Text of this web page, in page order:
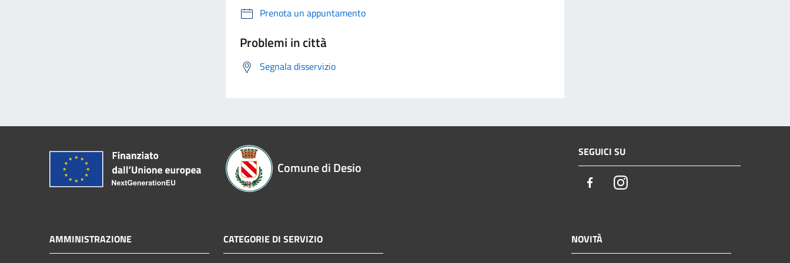
Prenota un appuntamento
Problemi in città
Segnala disservizio
Comune di Desio
SEGUICI SU
FacebookInstagram
AMMINISTRAZIONE CATEGORIE DI SERVIZIO NOVITÀ